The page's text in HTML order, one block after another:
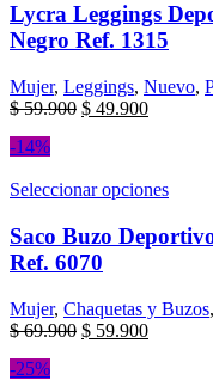
Lycra Leggings
Negro Ref. 1315
Mujer, Leggings, Nuevo,
$59.900 $ 49.900
-14%
Seleccionar opciones
Saco Buzo
Ref. 6070
Mujer, Chaquetas y Buzos,
$69.900 $ 59.900
-25%